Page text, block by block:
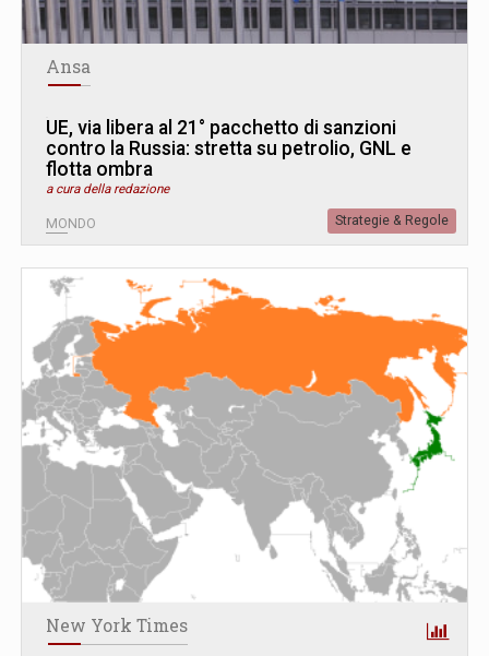
Ansa
UE, via libera al 21° pacchetto di sanzioni
contro la Russia: stretta su petrolio, GNL e
flotta ombra
a cura della redazione
MONDO Strategie & Regole
New York Times